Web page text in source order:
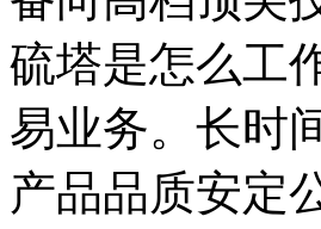
硫塔是怎么工
易业务。长时
产品品质安定